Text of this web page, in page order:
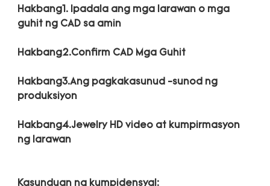
Hakbang1. Ipadala ang mga larawan o mga
Hakbang3.Ang pagkakasunud -sunod ng
Hakbang4.Jewelry HD video at kumpirmasyon